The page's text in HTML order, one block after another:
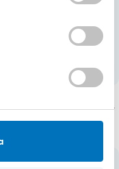
stkr
Hitta hit